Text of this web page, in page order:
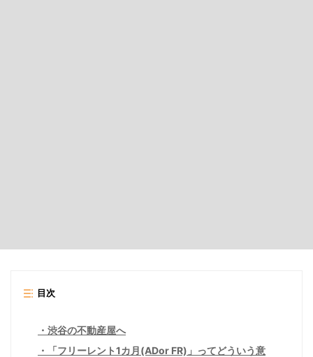
目次
渋谷の不動産屋へ
「フリーレント1カ月(ADor FR)」ってどういう意